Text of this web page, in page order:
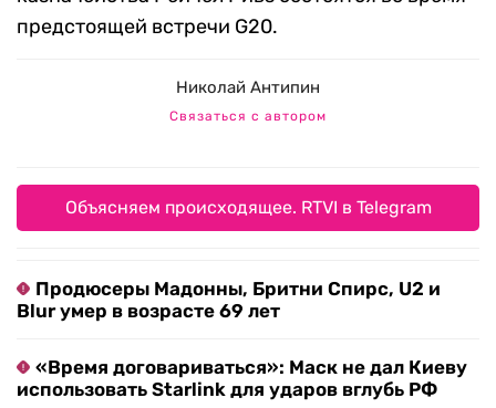
предстоящей встречи G20.
Николай Антипин
Связаться с автором
Объясняем происходящее. RTVI в Telegram
Продюсеры Мадонны, Бритни Спирс, U2 и
Blur умер в возрасте 69 лет
«Время договариваться»: Маск не дал Киеву
использовать Starlink для ударов вглубь РФ